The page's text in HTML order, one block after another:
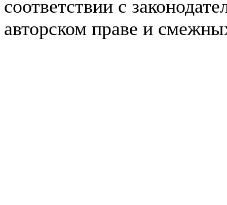
соответствии с
авторском праве и